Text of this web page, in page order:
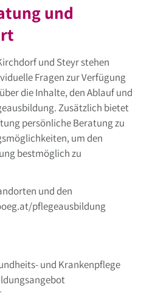
und
und Steyr stehen
Fragen zur Verfügung
die Inhalte, den Ablauf und
Zusätzlich bietet
persönliche Beratung zu
um den
bestmöglich zu
und den
pflegeausbildung
und Krankenpflege